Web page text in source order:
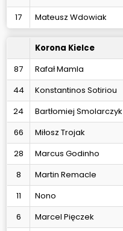
17
Mateusz Wdowiak
Korona Kielce
87
Rafał Mamla
44
Konstantinos Sotiriou
24
Bartłomiej Smolarczyk
66
Miłosz Trojak
28
Marcus Godinho
8
Martin Remacle
11
Nono
6
Marcel Pięczek